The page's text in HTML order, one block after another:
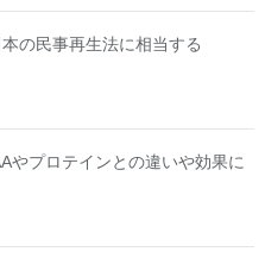
の民事再生法に相当する
やプロテインとの違いや効果に